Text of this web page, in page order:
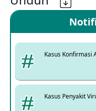
Kasus Konfirmasi
Kasus Penyakit